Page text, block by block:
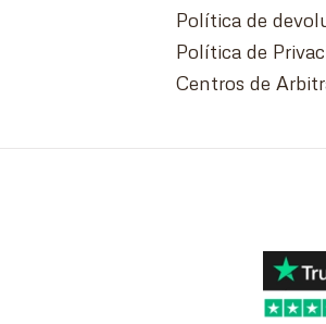
Política de
Política de
Centros de